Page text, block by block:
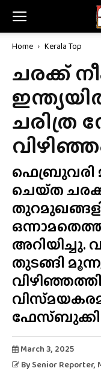
Home Kerala Top
ചരക്ക്
ചരിത്ര
ഫെബ്രുവരി
ചെയ്‌ത
അറിയിച്ചു.
തുടങ്ങി
March 3, 2025
By Senior Reporter,